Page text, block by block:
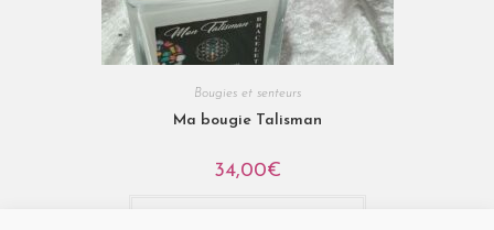
Bougies et senteurs
Ma bougie Talisman
34,00€